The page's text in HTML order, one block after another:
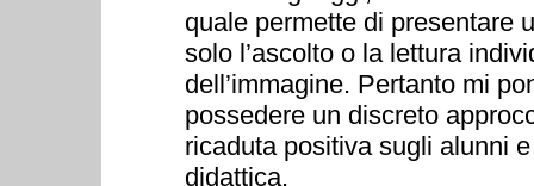
quale permette di presentare
solo l’ascolto o la lettura
dell’immagine. Pertanto mi
possedere un discreto
ricaduta positiva sugli alunni
didattica.